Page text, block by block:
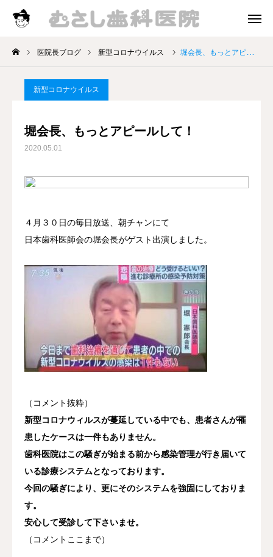
医院長ブログ 新型コロナウイルス 堀会長、もっとアピールして！
新型コロナウイルス
堀会長、もっとアピールして！
2020.05.01
４月３０日の毎日放送、朝チャンにて
日本歯科医師会の堀会長がゲスト出演しました。
（コメント抜粋）
新型コロナウィルスが蔓延している中でも、患者さんが罹
患したケースは一件もありません。
歯科医院はこの騒ぎが始まる前から感染管理が行き届いて
いる診療システムとなっております。
今回の騒ぎにより、更にそのシステムを強固にしておりま
す。
安心して受診して下さいませ。
（コメントここまで）
診療時間 アクセス
院長挨拶
お知らせ